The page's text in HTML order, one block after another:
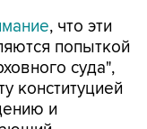
, что эти
попыткой
суда",
конституцией
и